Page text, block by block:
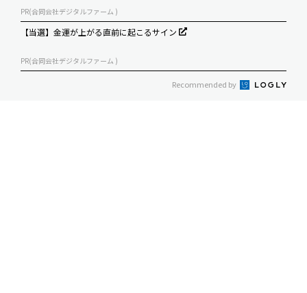
PR(合同会社デジタルファーム )
【当選】金運が上がる直前に起こるサイン
PR(合同会社デジタルファーム )
Recommended by